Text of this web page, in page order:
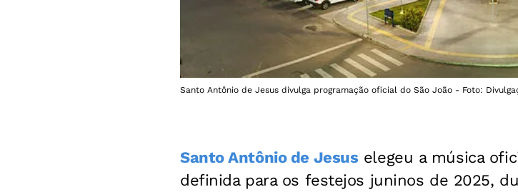
Santo Antônio de Jesus divulga programação oficial do São João - Foto:
Santo Antônio de Jesus elegeu a música
definida para os festejos juninos de 2025,